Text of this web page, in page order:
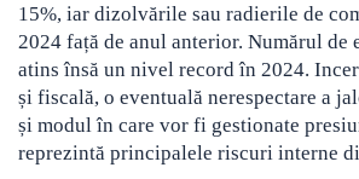
15%, iar dizolvările sau radierile de
2024 față de anul anterior. Numărul de
atins însă un nivel record în 2024.
și fiscală, o eventuală nerespectare a
și modul în care vor fi gestionate
reprezintă principalele riscuri interne